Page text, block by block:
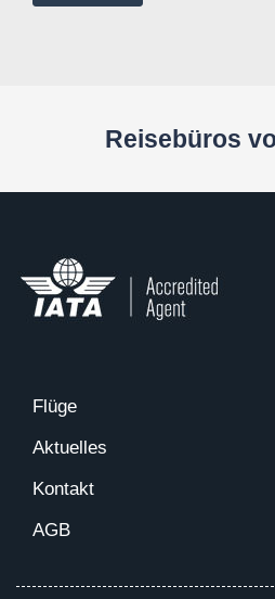
Reisebüros
Flüge
Aktuelles
Kontakt
AGB